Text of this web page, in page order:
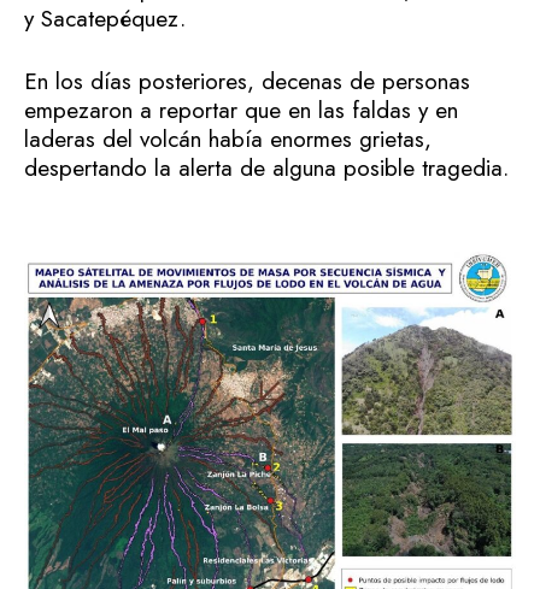
y Sacatepéquez.
En los días posteriores, decenas de personas
empezaron a reportar que en las faldas y en
laderas del volcán había enormes grietas,
despertando la alerta de alguna posible tragedia.